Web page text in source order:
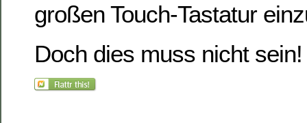
großen Touch-Tastatur
Doch dies muss nicht